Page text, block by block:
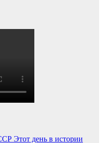
Этот день в истории